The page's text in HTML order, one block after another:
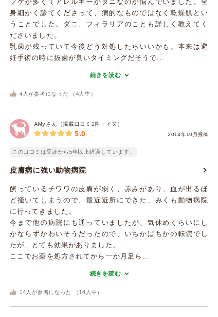
身細かく診てくださって、病的なものではなく乾燥肌とい
うことでした。ダニ、フィラリアのことも詳しく教えてく
ださいました。
乳歯が残っていて今後どう対処したらいいかも。本来は避
妊手術の時に抜歯が良いタイミングだそうで...
続きを読む
4 人が参考になった （ 4 人中）
AMyさん（掲載口コミ1件・イヌ）
2014年10月投稿
5.0
この口コミは受診から5年以上経過しています。
皮膚病に強い動物病院
飼っているチワワの皮膚が弱く、赤みがあり、血が出るほ
ど掻いてしまうので、最近近所にできた、みくも動物病院
に行ってきました。
今まで他の病院にも通っていましたが、気休めくらいにし
かならずかわいそうだったので、いちかばちかの転院でし
たが、とても効果がありました。
ここでお薬を処方されてから一か月足ら...
続きを読む
14 人が参考になった （ 14 人中）